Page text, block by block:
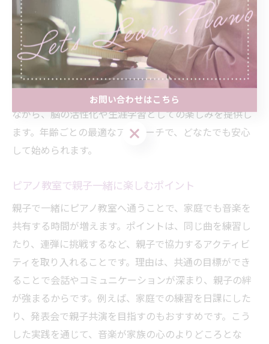
れています。幼児にはリトミックや遊びを取り入れ、音
楽に親しむことから始めます。理由は、基礎を楽しく身
につけることで、自然と音感やリズム感が養われるから
です。小学生以上は、段階的なテクニック練習や読譜力
向上のための反復トレーニングが中心です。シニア世代
には、無理なく進められるペースで、好きな曲に挑戦し
ながら、脳の活性化や生涯学習としての楽しみを提供し
ます。年齢ごとの最適なアプローチで、どなたでも安心
して始められます。
ピアノ教室で親子一緒に楽しむポイント
親子で一緒にピアノ教室へ通うことで、家庭でも音楽を
共有する時間が増えます。ポイントは、同じ曲を練習し
たり、連弾に挑戦するなど、親子で協力するアクティビ
ティを取り入れることです。理由は、共通の目標ができ
ることで会話やコミュニケーションが深まり、親子の絆
が強まるからです。例えば、家庭での練習を日課にした
り、発表会で親子共演を目指すのもおすすめです。こう
した実践を通じて、音楽が家族の心のよりどころとな
お問い合わせはこちら
お問い合わせはこちら